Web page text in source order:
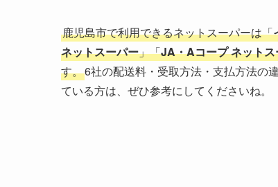
鹿児島市で利用できるネットスーパーは「
ネットスーパー」「JA・Aコープ ネット
す。6社の配送料・受取方法・支払方法の
ている方は、ぜひ参考にしてくださいね。